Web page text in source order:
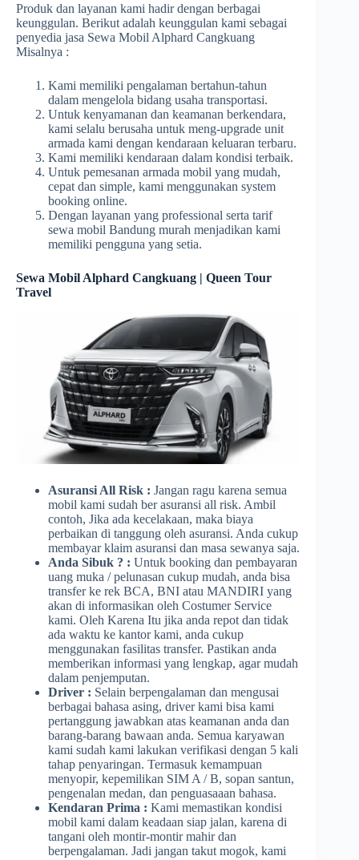
Produk dan layanan kami hadir dengan berbagai
keunggulan. Berikut adalah keunggulan kami sebagai
penyedia jasa Sewa Mobil Alphard Cangkuang
Misalnya :
Kami memiliki pengalaman bertahun-tahun
dalam mengelola bidang usaha transportasi.
Untuk kenyamanan dan keamanan berkendara,
kami selalu berusaha untuk meng-upgrade unit
armada kami dengan kendaraan keluaran terbaru.
Kami memiliki kendaraan dalam kondisi terbaik.
Untuk pemesanan armada mobil yang mudah,
cepat dan simple, kami menggunakan system
booking online.
Dengan layanan yang professional serta tarif
sewa mobil Bandung murah menjadikan kami
memiliki pengguna yang setia.
Sewa Mobil Alphard Cangkuang | Queen Tour
Travel
Asuransi All Risk : Jangan ragu karena semua
mobil kami sudah ber asuransi all risk. Ambil
contoh, Jika ada kecelakaan, maka biaya
perbaikan di tanggung oleh asuransi. Anda cukup
membayar klaim asuransi dan masa sewanya saja.
Anda Sibuk ? : Untuk booking dan pembayaran
uang muka / pelunasan cukup mudah, anda bisa
transfer ke rek BCA, BNI atau MANDIRI yang
akan di informasikan oleh Costumer Service
kami. Oleh Karena Itu jika anda repot dan tidak
ada waktu ke kantor kami, anda cukup
menggunakan fasilitas transfer. Pastikan anda
memberikan informasi yang lengkap, agar mudah
dalam penjemputan.
Driver : Selain berpengalaman dan mengusai
berbagai bahasa asing, driver kami bisa kami
pertanggung jawabkan atas keamanan anda dan
barang-barang bawaan anda. Semua karyawan
kami sudah kami lakukan verifikasi dengan 5 kali
tahap penyaringan. Termasuk kemampuan
menyopir, kepemilikan SIM A / B, sopan santun,
pengenalan medan, dan penguasaaan bahasa.
Kendaran Prima : Kami memastikan kondisi
mobil kami dalam keadaan siap jalan, karena di
tangani oleh montir-montir mahir dan
berpengalaman. Jadi jangan takut mogok, kami